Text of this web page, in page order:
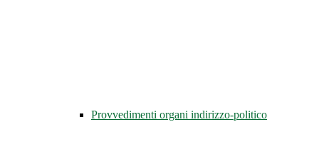
Provvedimenti organi indirizzo-politico